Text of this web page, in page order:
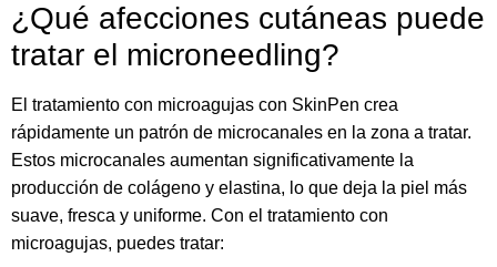
¿Qué afecciones cutáneas puede
tratar el microneedling?
El tratamiento con microagujas con SkinPen crea
rápidamente un patrón de microcanales en la zona a tratar.
Estos microcanales aumentan significativamente la
producción de colágeno y elastina, lo que deja la piel más
suave, fresca y uniforme. Con el tratamiento con
microagujas, puedes tratar: